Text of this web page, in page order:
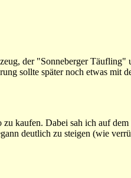
der "Sonneberger Täufling"
sollte später noch etwas mit
kaufen. Dabei sah ich auf dem
deutlich zu steigen (wie